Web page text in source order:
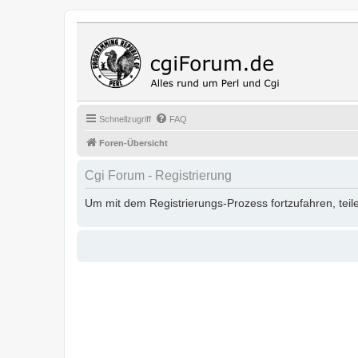
Schnellzugriff FAQ
Foren-Übersicht
Cgi Forum - Registrierung
Um mit dem Registrierungs-Prozess fortzufahren,